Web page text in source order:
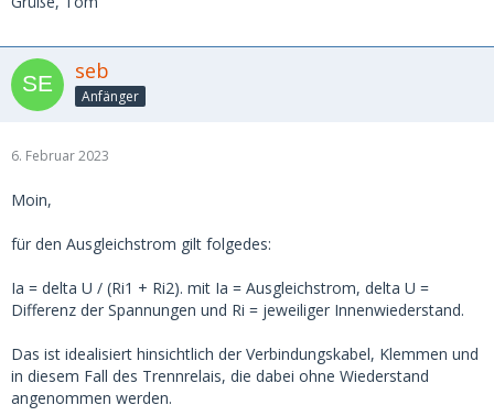
seb
Anfänger
6. Februar 2023
Moin,
für den Ausgleichstrom gilt folgedes:
Ia = delta U / (Ri1 + Ri2). mit Ia = Ausgleichstrom, delta U =
Differenz der Spannungen und Ri = jeweiliger Innenwiederstand.
Das ist idealisiert hinsichtlich der Verbindungskabel, Klemmen und
in diesem Fall des Trennrelais, die dabei ohne Wiederstand
angenommen werden.